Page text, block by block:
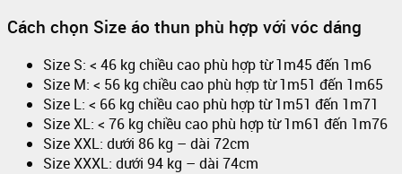
Cách chọn Size áo thun phù hợp với vóc dáng
Size S: < 46 kg chiều cao phù hợp từ 1m45 đến 1m6
Size M: < 56 kg chiều cao phù hợp từ 1m51 đến 1m65
Size L: < 66 kg chiều cao phù hợp từ 1m51 đến 1m71
Size XL: < 76 kg chiều cao phù hợp từ 1m61 đến 1m76
Size XXL: dưới 86 kg – dài 72cm
Size XXXL: dưới 94 kg – dài 74cm